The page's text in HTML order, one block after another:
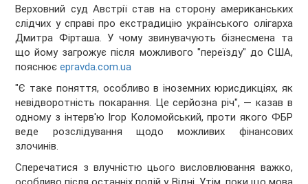
Верховний суд Австрії став на сторону американських
слідчих у справі про екстрадицію українського олігарха
Дмитра Фірташа. У чому звинувачують бізнесмена та
що йому загрожує після можливого "переїзду" до США,
пояснюєepravda.com.ua
"Є таке поняття, особливо в іноземних юрисдикціях, як
невідворотність покарання. Це серйозна річ", — казав в
одному з інтерв'ю Ігор Коломойський, проти якого ФБР
веде розслідування щодо можливих фінансових
злочинів.
Сперечатися з влучністю цього висловлювання важко,